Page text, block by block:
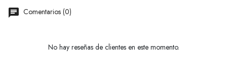
Comentarios (0)
No hay reseñas de clientes en este momento.